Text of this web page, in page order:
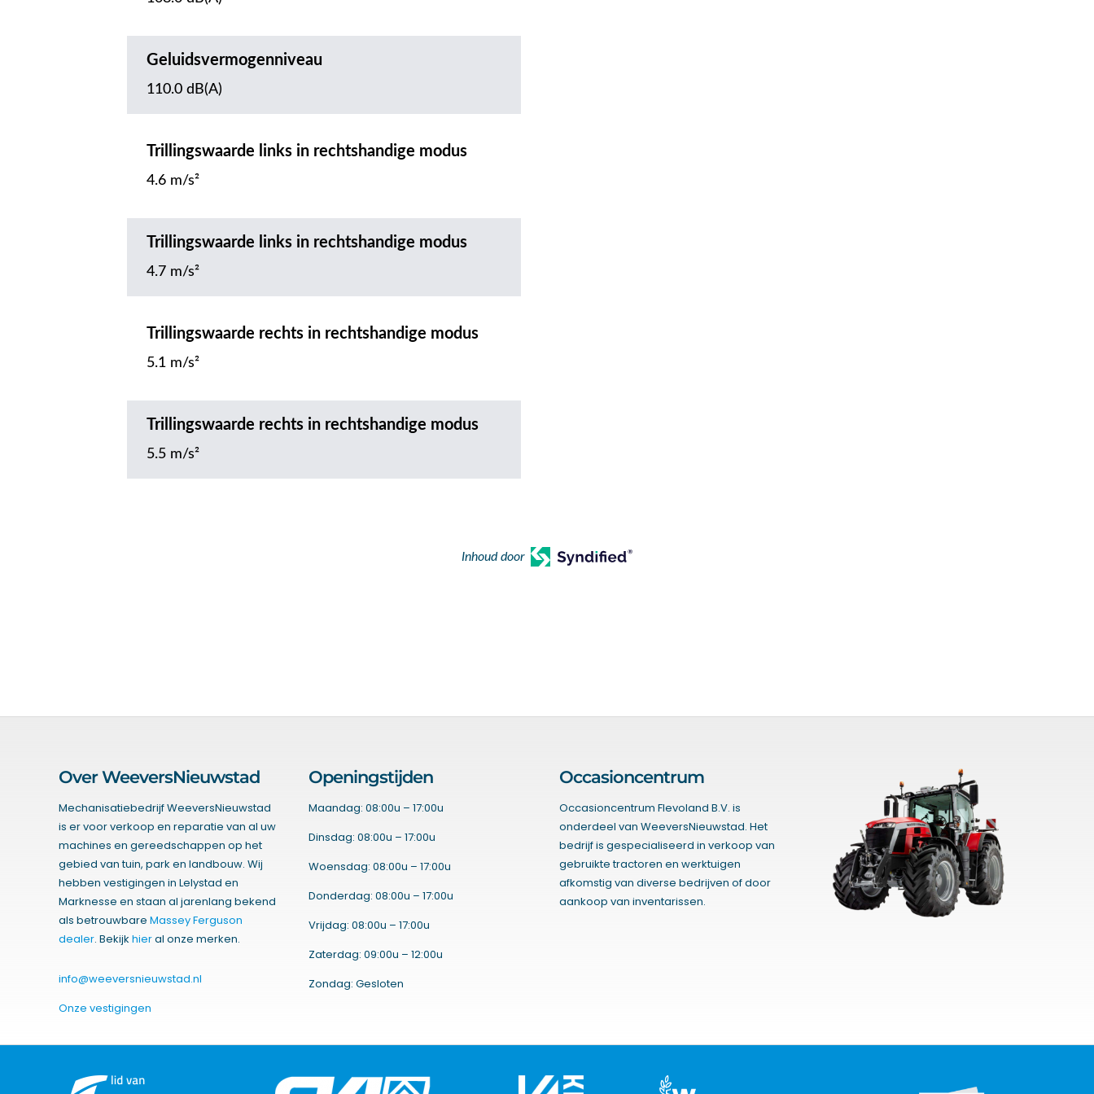
Geluidsvermogenniveau
110.0 dB(A)
Trillingswaarde links in rechtshandige modus
4.6 m/s²
Trillingswaarde links in rechtshandige modus
4.7 m/s²
Trillingswaarde rechts in rechtshandige modus
5.1 m/s²
Trillingswaarde rechts in rechtshandige modus
5.5 m/s²
Inhoud door
Over WeeversNieuwstad
Mechanisatiebedrijf WeeversNieuwstad
is er voor verkoop en reparatie van al uw
machines en gereedschappen op het
gebied van tuin, park en landbouw. Wij
hebben vestigingen in Lelystad en
Marknesse en staan al jarenlang bekend
als betrouwbare Massey Ferguson
dealer. Bekijkhieral onze merken.
info@weeversnieuwstad.nl
Onze vestigingen
Openingstijden
Maandag: 08:00u – 17:00u
Dinsdag: 08:00u – 17:00u
Woensdag: 08:00u – 17:00u
Donderdag: 08:00u – 17:00u
Vrijdag: 08:00u – 17:00u
Zaterdag: 09:00u – 12:00u
Zondag: Gesloten
Occasioncentrum
Occasioncentrum Flevoland B.V. is
onderdeel van WeeversNieuwstad. Het
bedrijf is gespecialiseerd in verkoop van
gebruikte tractoren en werktuigen
afkomstig van diverse bedrijven of door
aankoop van inventarissen.